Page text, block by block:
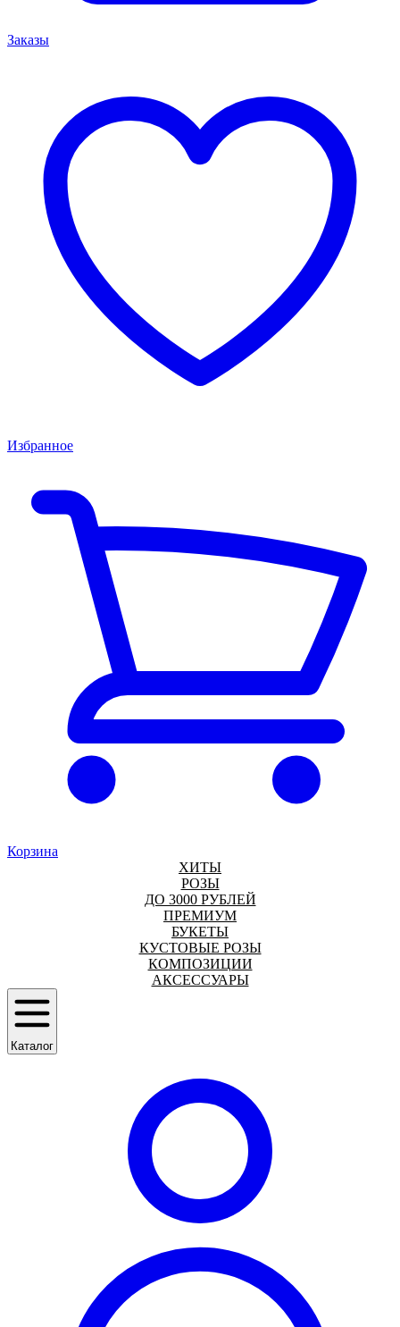
Заказы
Избранное
Корзина
ХИТЫ
РОЗЫ
ДО 3000 РУБЛЕЙ
ПРЕМИУМ
БУКЕТЫ
КУСТОВЫЕ РОЗЫ
КОМПОЗИЦИИ
АКСЕССУАРЫ
Каталог